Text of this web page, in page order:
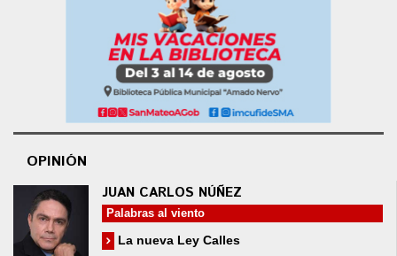
OPINIÓN
JUAN CARLOS NÚÑEZ
Palabras al viento
La nueva Ley Calles